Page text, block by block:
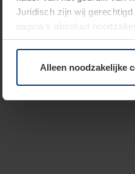
Juridisch zijn wij
pagina's absoluut
elk moment bij de uitleg
Alleen noodzakelijke